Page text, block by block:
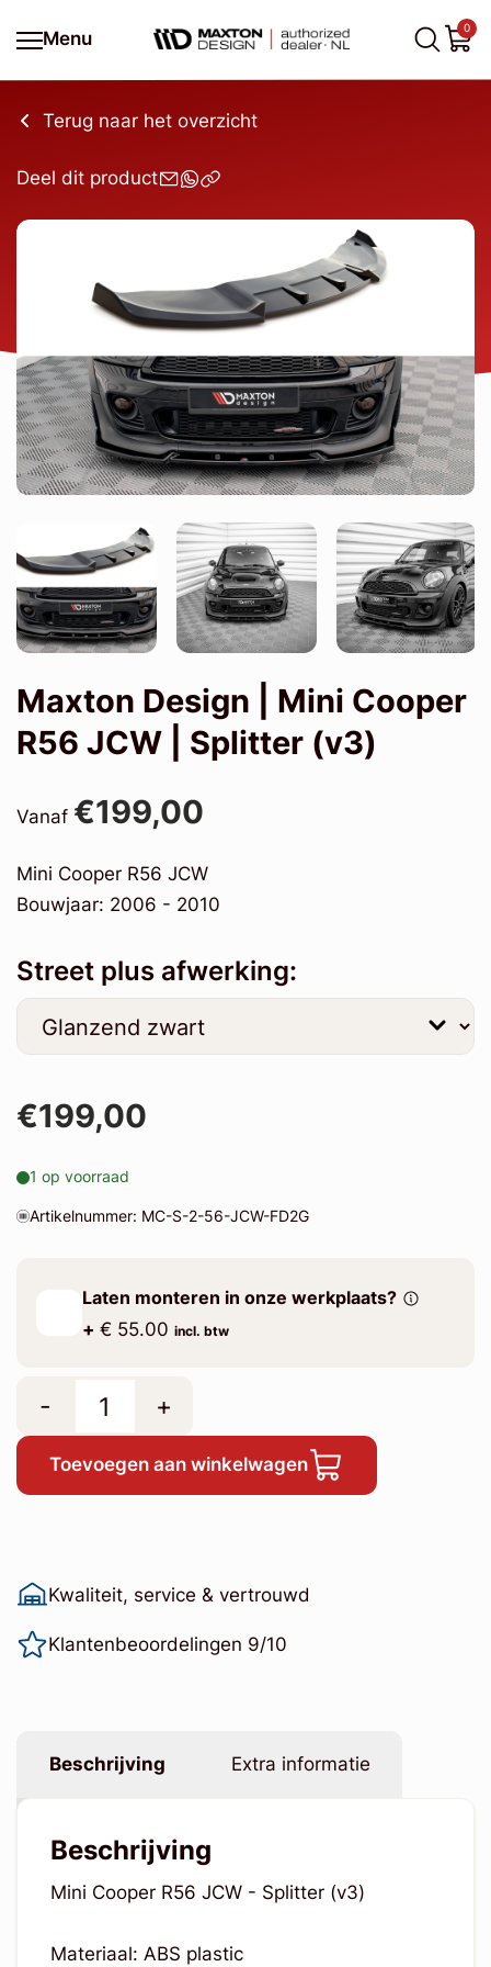
Menu
0
Terug naar het overzicht
Deel dit product
Maxton Design | Mini Cooper
R56 JCW | Splitter (v3)
Vanaf €199,00
Mini Cooper R56 JCW
Bouwjaar: 2006 - 2010
Street plus afwerking:
€199,00
1 op voorraad
Artikelnummer: MC-S-2-56-JCW-FD2G
Laten monteren in onze werkplaats?
+ € 55.00 incl. btw
- +
Toevoegen aan winkelwagen
Kwaliteit, service & vertrouwd
Klantenbeoordelingen 9/10
Beschrijving Extra informatie
Beschrijving
Mini Cooper R56 JCW - Splitter (v3)
Materiaal: ABS plastic